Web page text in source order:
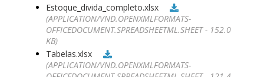
Estoque_divida_completo.xlsx
(APPLICATION/VND.OPENXMLFORMATS-
OFFICEDOCUMENT.SPREADSHEETML.SHEET - 152.0
KB)
Tabelas.xlsx
(APPLICATION/VND.OPENXMLFORMATS-